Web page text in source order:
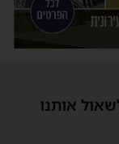
אותנו